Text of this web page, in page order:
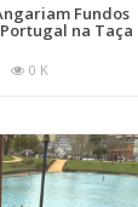
Fundos
na Taça
0 K